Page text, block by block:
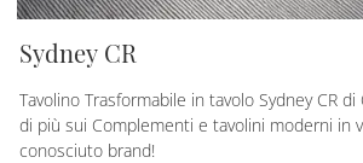
Sydney CR
Tavolino Trasformabile in tavolo Sydney CR
di più sui Complementi e tavolini moderni in
conosciuto brand!